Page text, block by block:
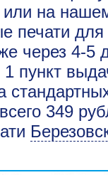
на
печати
через 4-5
пункт
349